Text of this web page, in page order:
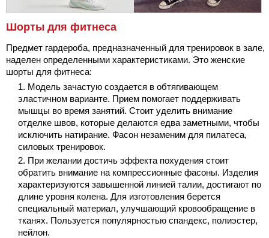
Шорты для фитнеса
Предмет гардероба, предназначенный для тренировок в зале,
наделен определенными характеристиками. Это женские
шорты для фитнеса:
Модель зачастую создается в обтягивающем
эластичном варианте. Прием помогает поддерживать
мышцы во время занятий. Стоит уделить внимание
отделке швов, которые делаются едва заметными, чтобы
исключить натирание. Фасон незаменим для пилатеса,
силовых тренировок.
При желании достичь эффекта похудения стоит
обратить внимание на компрессионные фасоны. Изделия
характеризуются завышенной линией талии, достигают по
длине уровня колена. Для изготовления берется
специальный материал, улучшающий кровообращение в
тканях. Пользуется популярностью спандекс, полиэстер,
нейлон.